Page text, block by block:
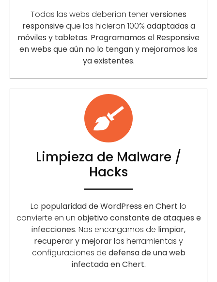
Todas las webs deberían tenerversiones
responsiveque las hicieran 100% adaptadas a
móviles y tabletas. Programamos el Responsive
en webs que aún no lo tengan y mejoramos los
ya existentes.
Limpieza de Malware /
Hacks
La popularidad de WordPress en Chert lo
convierte en un objetivo constante de ataques e
infecciones. Nos encargamos de limpiar,
recuperar y mejorarlas herramientas y
configuraciones de defensa de una web
infectada en Chert.